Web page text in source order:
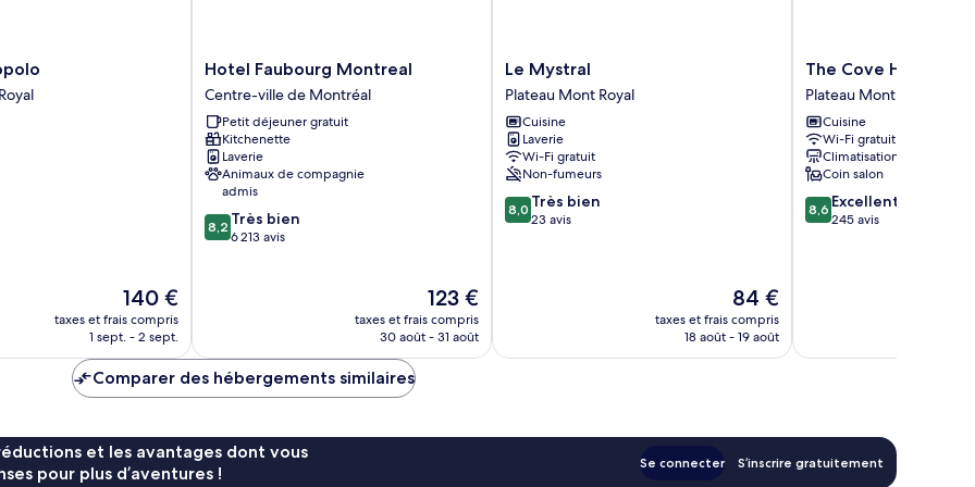
Le
nouveau
prix
de
140 €
140 €
taxes et frais compris
1 sept. - 2 sept.
Hotel
Faubourg
Montreal
Centre-
ville
de
Montréal
Hotel Faubourg Montreal
Centre-ville de Montréal
Petit déjeuner gratuit
Kitchenette
Laverie
Animaux de compagnie
admis
8.2
sur
8,2 Très bien
6 213 avis
Le
nouveau
prix
123 €
taxes et frais compris
30 août - 31 août
Le
Mystral
Plateau
Mont
Royal
Le Mystral
Plateau Mont Royal
Cuisine
Laverie
Wi-Fi gratuit
Non-fumeurs
8.0
sur
8,0 Très bien
23 avis
Le
nouveau
prix
84 €
taxes et frais compris
18 août - 19 août
The
Cove
Hotel
Plateau
Mont
Royal
The Cove Hotel
Plateau Mont Royal
Cuisine
Wi-Fi gratuit
Climatisation
Coin salon
8.6
sur
8,6 Excellent
245 avis
Comparer des hébergements similaires
et les avantages dont vous
pour plus d’aventures !
Se connecter S’inscrire gratuitement